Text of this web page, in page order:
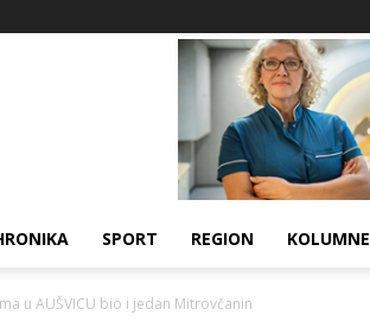
SPORT REGION KOLUMNE
u AUŠVICU bio i jedan Mitrovčanin